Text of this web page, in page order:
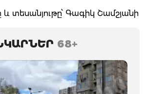
և տեսանյութը՝ Գագիկ Շամշյանի
68+